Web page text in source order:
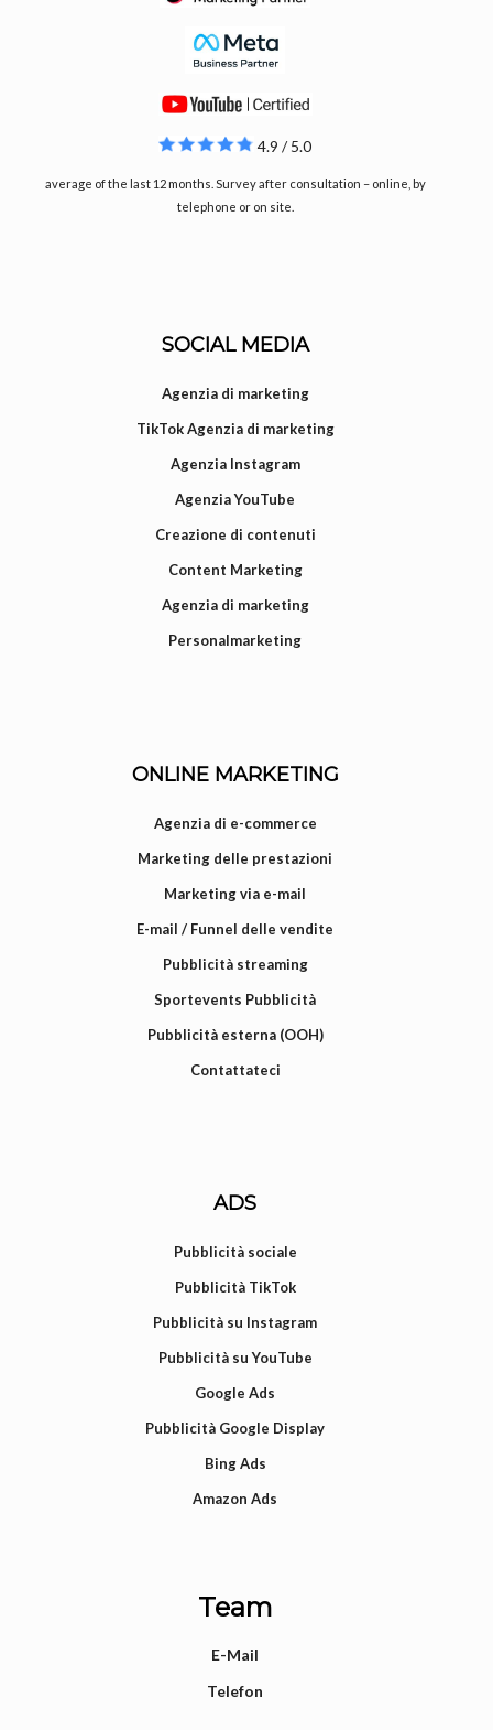
4.9 / 5.0
average of the last 12 months. Survey after consultation – online, by
telephone or on site.
SOCIAL MEDIA
Agenzia di marketing
TikTok Agenzia di marketing
Agenzia Instagram
Agenzia YouTube
Creazione di contenuti
Content Marketing
Agenzia di marketing
Personalmarketing
ONLINE MARKETING
Agenzia di e-commerce
Marketing delle prestazioni
Marketing via e-mail
E-mail / Funnel delle vendite
Pubblicità streaming
Sportevents Pubblicità
Pubblicità esterna (OOH)
Contattateci
ADS
Pubblicità sociale
Pubblicità TikTok
Pubblicità su Instagram
Pubblicità su YouTube
Google Ads
Pubblicità Google Display
Bing Ads
Amazon Ads
Team
E-Mail
Telefon